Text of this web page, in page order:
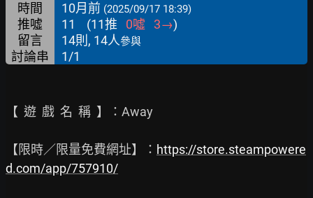
時間
10月前 (2025/09/17 18:39)
推噓 11 (11推 0噓 3→)
留言
14則, 14人參與
討論串 1/1
【  遊  戲  名  稱  】：Away
【限時／限量免費網址】： https://store.steampowere
d.com/app/757910/